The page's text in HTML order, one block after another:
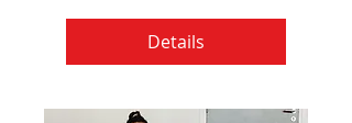
Details